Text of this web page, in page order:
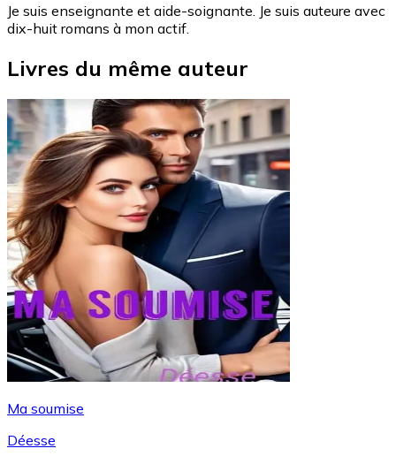
Je suis enseignante et aide-soignante. Je suis auteure avec
dix-huit romans à mon actif.
Livres du même auteur
Ma soumise
Déesse